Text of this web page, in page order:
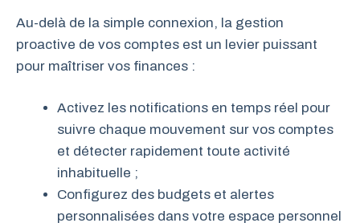
Au-delà de la simple connexion, la gestion
proactive de vos comptes est un levier puissant
pour maîtriser vos finances :
Activez les notifications en temps réel pour
suivre chaque mouvement sur vos comptes
et détecter rapidement toute activité
inhabituelle ;
Configurez des budgets et alertes
personnalisées dans votre espace personnel